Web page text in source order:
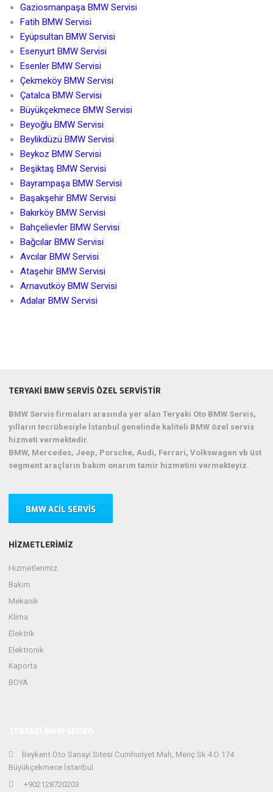
Gaziosmanpaşa BMW Servisi
Fatih BMW Servisi
Eyüpsultan BMW Servisi
Esenyurt BMW Servisi
Esenler BMW Servisi
Çekmeköy BMW Servisi
Çatalca BMW Servisi
Büyükçekmece BMW Servisi
Beyoğlu BMW Servisi
Beylikdüzü BMW Servisi
Beykoz BMW Servisi
Beşiktaş BMW Servisi
Bayrampaşa BMW Servisi
Başakşehir BMW Servisi
Bakırköy BMW Servisi
Bahçelievler BMW Servisi
Bağcılar BMW Servisi
Avcılar BMW Servisi
Ataşehir BMW Servisi
Arnavutköy BMW Servisi
Adalar BMW Servisi
Beykent Oto Sanayi Sitesi Cumhuriyet Mah, Meriç Sk.4 D 174
Büyükçekmece İstanbul
+902128720203
TERYAKI BMW SERVIS ÖZEL SERVISTIR
BMW Servis firmaları arasında yer alan Teryaki Oto BMW Servis,
yılların tecrübesiyle İstanbul genelinde kaliteli BMW özel servis
hizmeti vermektedir.
BMW, Mercedes, Jeep, Porsche, Audi, Ferrari, Volkswagen vb üst
segment araçların bakım onarım tamir hizmetini vermekteyiz.
BMW ACIL SERVIS
HIZMETLERIMIZ
Hizmetlerimiz
Bakım
Mekanik
Klima
Elektrik
Elektronik
Kaporta
BOYA